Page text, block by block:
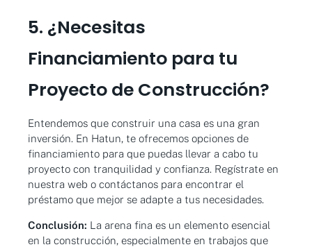
5. ¿Necesitas
Financiamiento para tu
Proyecto de Construcción?
Entendemos que construir una casa es una gran
inversión. En Hatun, te ofrecemos opciones de
financiamiento para que puedas llevar a cabo tu
proyecto con tranquilidad y confianza. Regístrate en
nuestra web o contáctanos para encontrar el
préstamo que mejor se adapte a tus necesidades.
Conclusión: La arena fina es un elemento esencial
en la construcción, especialmente en trabajos que